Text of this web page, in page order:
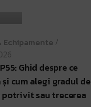
Echipamente
Ghid despre ce
și cum alegi gradul de
sau trecerea